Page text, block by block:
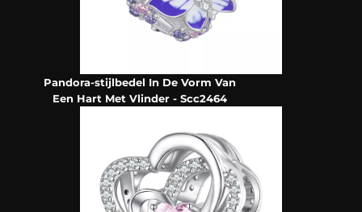
Pandora-stijlbedel In De Vorm Van
Een Hart Met Vlinder - Scc2464